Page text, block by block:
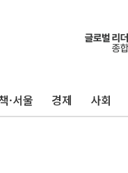
·서울 경제 사회